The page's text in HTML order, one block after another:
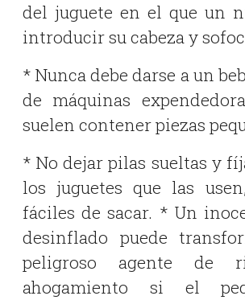
del juguete en el que un
introducir su cabeza y
* Nunca debe darse a un
de máquinas
suelen contener piezas
* No dejar pilas sueltas y
los juguetes que las
fáciles de sacar. * Un
desinflado puede
peligroso agente de
ahogamiento si el